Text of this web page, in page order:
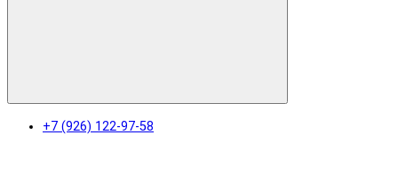
+7 (926) 122-97-58